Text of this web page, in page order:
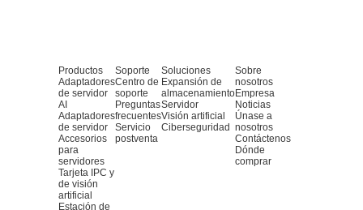
Productos
Adaptadores
de servidor
AI
Adaptadores
de servidor
Accesorios
para
servidores
Tarjeta IPC y
de visión
artificial
Estación de
Soporte
Centro de
soporte
Preguntas
frecuentes
Servicio
postventa
Soluciones
Expansión de
almacenamiento
Servidor
Visión artificial
Ciberseguridad
Sobre
nosotros
Empresa
Noticias
Únase a
nosotros
Contáctenos
Dónde
comprar